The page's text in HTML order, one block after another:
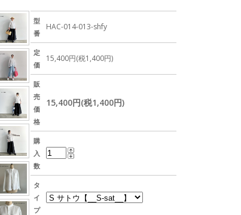
型
番
HAC-014-013-shfy
定
価
15,400円(税1,400円)
販
売
価
格
15,400円(税1,400円)
購
入
数
タ
イ
プ